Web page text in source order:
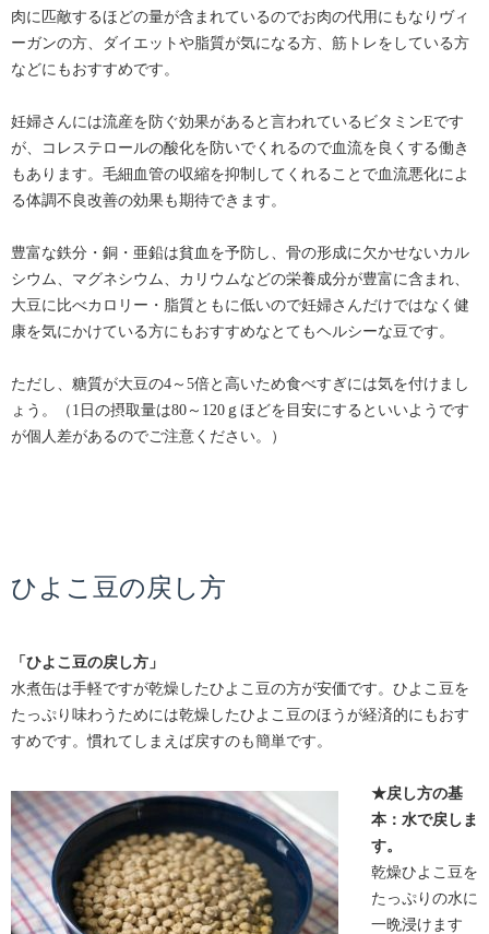
肉に匹敵するほどの量が含まれているのでお肉の代用にもなりヴィ
ーガンの方、ダイエットや脂質が気になる方、筋トレをしている方
などにもおすすめです。
妊婦さんには流産を防ぐ効果があると言われているビタミンEです
が、コレステロールの酸化を防いでくれるので血流を良くする働き
もあります。毛細血管の収縮を抑制してくれることで血流悪化によ
る体調不良改善の効果も期待できます。
豊富な鉄分・銅・亜鉛は貧血を予防し、骨の形成に欠かせないカル
シウム、マグネシウム、カリウムなどの栄養成分が豊富に含まれ、
大豆に比べカロリー・脂質ともに低いので妊婦さんだけではなく健
康を気にかけている方にもおすすめなとてもヘルシーな豆です。
ただし、糖質が大豆の4～5倍と高いため食べすぎには気を付けまし
ょう。（1日の摂取量は80～120ｇほどを目安にするといいようです
が個人差があるのでご注意ください。）
ひよこ豆の戻し方
「ひよこ豆の戻し方」
水煮缶は手軽ですが乾燥したひよこ豆の方が安価です。ひよこ豆を
たっぷり味わうためには乾燥したひよこ豆のほうが経済的にもおす
すめです。慣れてしまえば戻すのも簡単です。
★戻し方の基
本：水で戻しま
す。
乾燥ひよこ豆を
たっぷりの水に
一晩浸けます